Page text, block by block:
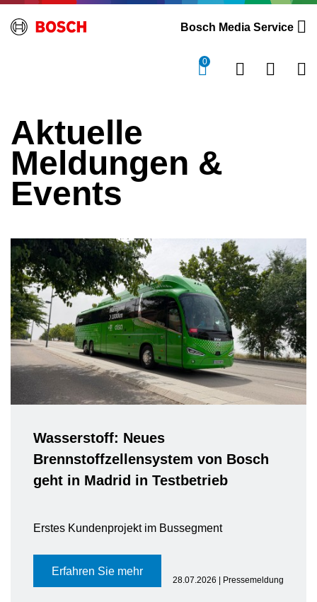
Bosch Media Service
0
Aktuelle
Meldungen &
Events
Wasserstoff: Neues
Brennstoffzellensystem von Bosch
geht in Madrid in Testbetrieb
Erstes Kundenprojekt im Bussegment
Erfahren Sie mehr
28.07.2026 | Pressemeldung